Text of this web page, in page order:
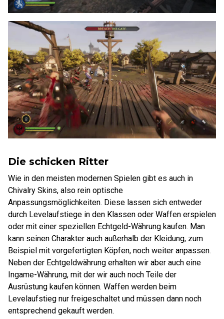
Die schicken Ritter
Wie in den meisten modernen Spielen gibt es auch in
Chivalry Skins, also rein optische
Anpassungsmöglichkeiten. Diese lassen sich entweder
durch Levelaufstiege in den Klassen oder Waffen erspielen
oder mit einer speziellen Echtgeld-Währung kaufen. Man
kann seinen Charakter auch außerhalb der Kleidung, zum
Beispiel mit vorgefertigten Köpfen, noch weiter anpassen.
Neben der Echtgeldwährung erhalten wir aber auch eine
Ingame-Währung, mit der wir auch noch Teile der
Ausrüstung kaufen können. Waffen werden beim
Levelaufstieg nur freigeschaltet und müssen dann noch
entsprechend gekauft werden.